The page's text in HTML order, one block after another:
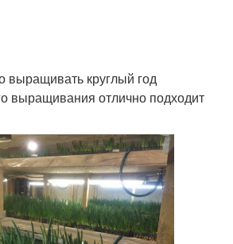
выращивать круглый год
выращивания отлично подходит